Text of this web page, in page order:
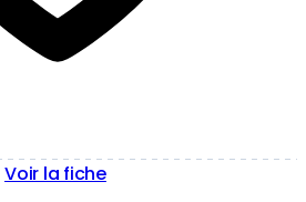
Voir la fiche